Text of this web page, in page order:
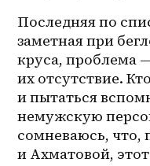
Последняя по
заметная при
круса, проблема
их отсутствие.
и пытаться
немужскую
сомневаюсь, что,
и Ахматовой,